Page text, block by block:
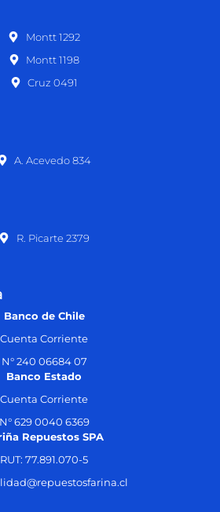
Montt 1292
Montt 1198
Cruz 0491
A. Acevedo 834
R. Picarte 2379
Banco de Chile
Cuenta Corriente
N° 240 06684 07
Banco Estado
Cuenta Corriente
N° 629 0040 6369
Repuestos SPA
RUT: 77.891.070-5